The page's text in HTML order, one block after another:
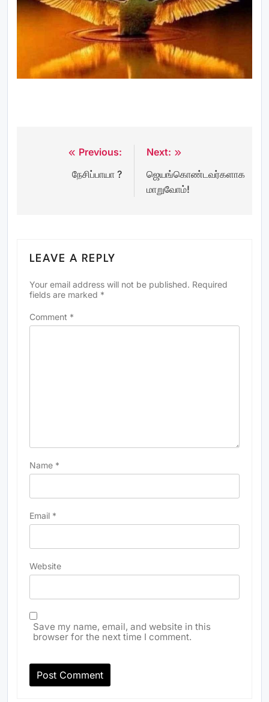
navigation
Previous:
நேசிப்பாயா ?
Next:
ஜெயங்கொண்டவர்களாக
மாறுவோம்!
LEAVE A REPLY
Your email address will not be published. Required
fields are marked *
Comment *
Name *
Email *
Website
Save my name, email, and website in this
browser for the next time I comment.